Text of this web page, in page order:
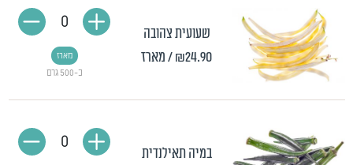
שעועית צהובה
₪24.90/ מארז
כ-500 גרם
מארז
0
במיה תאילנדית
0